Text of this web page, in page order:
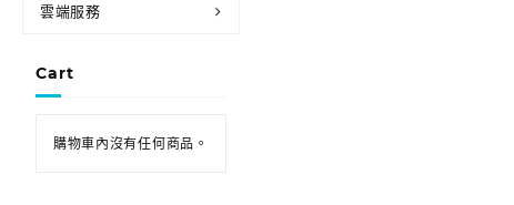
雲端服務
Cart
購物車內沒有任何商品。